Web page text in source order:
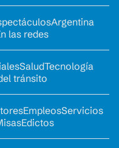
Argentina
las redes
SaludTecnología
tránsito
EmpleosServicios
Edictos